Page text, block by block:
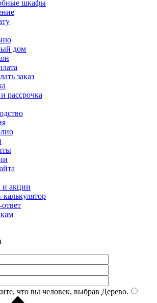
шкафы
дом
заказ
рассрочка
акции
что вы человек, выбрав Дерево.